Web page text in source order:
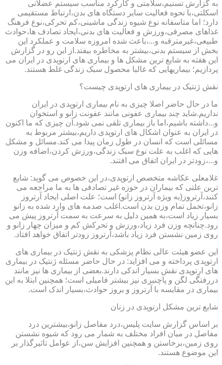
به گزارش تسنیم،سلامتی و کارکرد مناسب سیستم عضلانی
اسکلتی،با نحوه فعالیت سایر دستگاه های بدن،ارتباط مستقیمی
دارد؛ اما متاسفانه نوع شیوه زندگی ماشینی،کم تحرکی،نوع فرهنگ
غذاهای مصرفی،ورزش و فعالیت های بدنی،ایجاد تصادف ها،حوادث
طبیعی،غیرمترقبه و...،باعث شده امروزه سلامت و عملکرد این
بخش از سیستم بدنی،بیشتر به مخاطره بیفتد.از این رو در گزارش
این هفته به شایع ترین مشکل ها و بیماری های ارتوپدی در ایران می
پردازیم؛ بیماریهایی که غالبا محصول سبک زندگی غلط هستند.
نقش ژنتیک در بیماری های ارتوپدی چیست؟
ما در حال حاضر اصلا چیزی به نام بیماری ارتوپدی در ایران
نداریم.شاید چند بیماری عفونی مانند عفونت زانو و استخوان
و...داشته باشیم،اما باز بیماری تلقی نمی شود.آن چیزی که ما اکنون
در ایران به عنوان اشکال های ارتوپدی داریم،بیشتر مربوط به
مسائلی است که انسان در طول زمان پیدا می کند.مسائل و مشکل
هایی که اغلب به علت نوع سبک زندگی،ورزش کردن،اضافه وزن
و...،زودتر در ایران اتفاق می افتند.
غلامعلی عکاشه متخصص ارتوپدی،در این خصوص می گوید: شایع
ترین علتی که بیماران در حوزه غیر تصادفی ها به ما مراجعه می
کنند،آرتروز(به ویژه آرتروز زانو) است؛ علت اصلی ایجاد آرتروز
زانو،تحمل تمام وزن بدن است.اغلب صدمه های وارد شده به زانو
بسیار زیاد است،به همین دلیل به سرعت به سمت آرتروز پیش می
رود.چنانچه وزن فرد زیاد،ورزش و تحرکش کم و میزان چهار زانو و
روی زمین نشستن فرد زیاد باشد،آرتروز زودتر اتفاق خواهد افتاد.
این عضو هیئت عالی نظام پزشکی به نقش ژنتیک در بیماری های
ارتوپدی پرداخته و می افزاید: در حال حاضر مسئله ژنتیک در بیماری
های ارتوپدی نقش بسیار اندکی دارند.بعضی از بیماری ها نیز مانند
دررفتگی لگن و پاچنبری نیز بیشتر فامیلی است؛ همچنین ابتلا به این
بیماری در مقایسه با آرتروز و بروز حوادث،بسیار اندک است.
شایع ترین مشکل ارتوپدی در زنان
بر اساس گزارش سایت پلیس،درد مفاصل زانو،بیشترین درد
مفاصل در میان افراد مختلف به شمار می رود که شیوه نشستن
روی زمین،برخاستن و همچنین افزایش سن،از عوامل تاثیرگذار بر
این موضوع هستند.